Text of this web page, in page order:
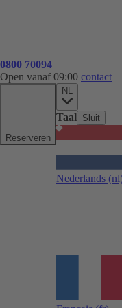
0800 70094
Open vanaf 09:00 contact
Reserveren
NL
Taal Sluit
Nederlands